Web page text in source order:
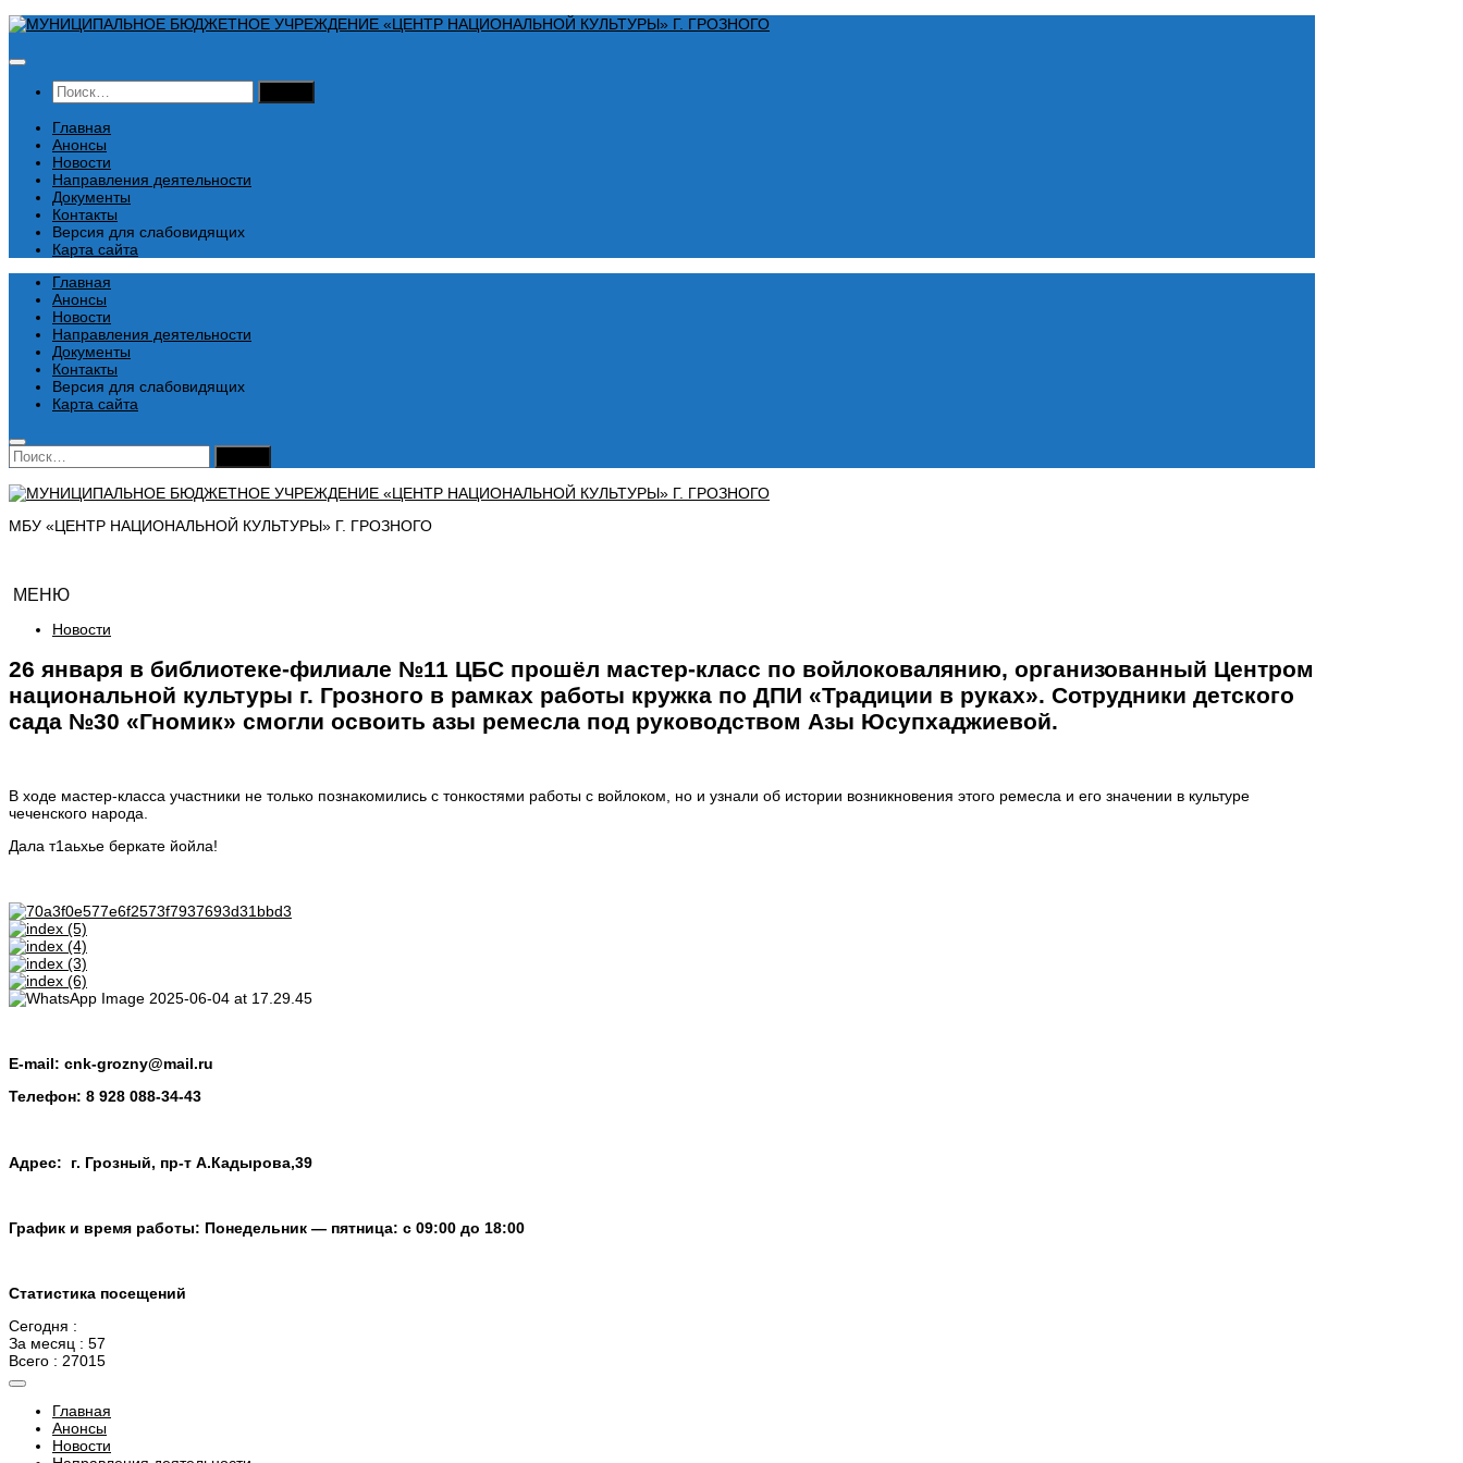
Перейти
содержимому
Найти:
Главная
Анонсы
Новости
Направления деятельности
Документы
Контакты
Версия для слабовидящих
Карта сайта
Главная
Анонсы
Новости
Направления деятельности
Документы
Контакты
Версия для слабовидящих
Карта сайта
Найти:
МБУ «ЦЕНТР НАЦИОНАЛЬНОЙ КУЛЬТУРЫ» Г. ГРОЗНОГО
МЕНЮ
Новости
26 января в библиотеке-филиале №11 ЦБС прошёл мастер-класс по войлоковалянию, организованный Центром
национальной культуры г. Грозного в рамках работы кружка по ДПИ «Традиции в руках». Сотрудники детского
сада №30 «Гномик» смогли освоить азы ремесла под руководством Азы Юсупхаджиевой.
В ходе мастер-класса участники не только познакомились с тонкостями работы с войлоком, но и узнали об истории возникновения этого ремесла и его значении в культуре
чеченского народа.
Дала т1аьхье беркате йойла!
E-mail: cnk-grozny@mail.ru
Телефон: 8 928 088-34-43
Адрес: г. Грозный, пр-т А.Кадырова,39
График и время работы: Понедельник — пятница: с 09:00 до 18:00
Статистика посещений
Сегодня :
За месяц : 57
Всего : 27015
Главная
Анонсы
Новости